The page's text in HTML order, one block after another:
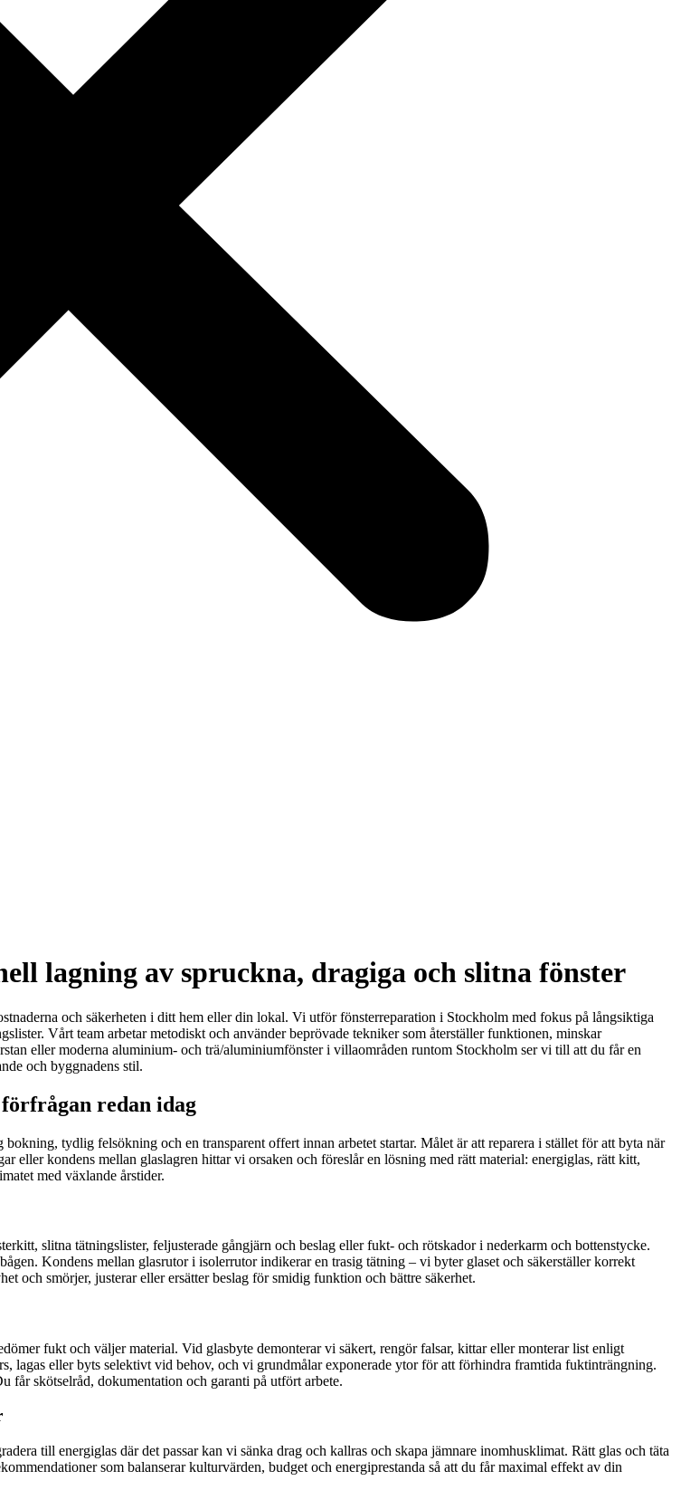
lagning av spruckna, dragiga och slitna fönster
och säkerheten i ditt hem eller din lokal. Vi utför fönsterreparation i Stockholm med fokus på långsiktiga
Vårt team arbetar metodiskt och använder beprövade tekniker som återställer funktionen, minskar
eller moderna aluminium- och trä/aluminiumfönster i villaområden runtom Stockholm ser vi till att du får en
och byggnadens stil.
redan idag
tydlig felsökning och en transparent offert innan arbetet startar. Målet är att reparera i stället för att byta när
eller kondens mellan glaslagren hittar vi orsaken och föreslår en lösning med rätt material: energiglas, rätt kitt,
med växlande årstider.
slitna tätningslister, feljusterade gångjärn och beslag eller fukt- och rötskador i nederkarm och bottenstycke.
Kondens mellan glasrutor i isolerrutor indikerar en trasig tätning – vi byter glaset och säkerställer korrekt
och smörjer, justerar eller ersätter beslag för smidig funktion och bättre säkerhet.
fukt och väljer material. Vid glasbyte demonterar vi säkert, rengör falsar, kittar eller monterar list enligt
lagas eller byts selektivt vid behov, och vi grundmålar exponerade ytor för att förhindra framtida fuktinträngning.
får skötselråd, dokumentation och garanti på utfört arbete.
till energiglas där det passar kan vi sänka drag och kallras och skapa jämnare inomhusklimat. Rätt glas och täta
som balanserar kulturvärden, budget och energiprestanda så att du får maximal effekt av din